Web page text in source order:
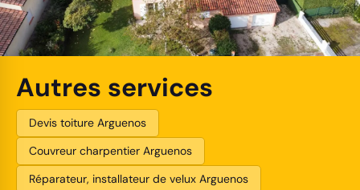
Autres services
Devis toiture Arguenos
Couvreur charpentier Arguenos
Réparateur, installateur de velux Arguenos